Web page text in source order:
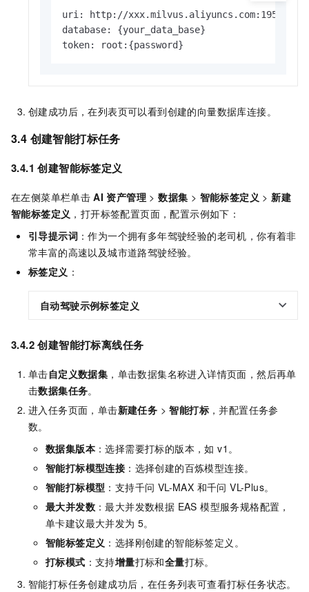
uri: http://xxx.milvus.aliyuncs.com:19530
database: {your_data_base}
token: root:{password}
创建成功后，在列表页可以看到创建的向量数据库连接。
3.4 创建智能打标任务
3.4.1 创建智能标签定义
在左侧菜单栏单击 AI 资产管理 >数据集 > 智能标签定义 > 新建
智能标签定义 ，打开标签配置页面，配置示例如下：
引导提示词 ：作为一个拥有多年驾驶经验的老司机，你有着非
常丰富的高速以及城市道路驾驶经验。
标签定义 ：
自动驾驶示例标签定义
3.4.2 创建智能打标离线任务
单击自定义数据集 ，单击数据集名称进入详情页面，然后再单
击数据集任务。
进入任务页面，单击新建任务 >智能打标 ，并配置任务参
数。
数据集版本 ：选择需要打标的版本，如 v1。
智能打标模型连接 ：选择创建的百炼模型连接。
智能打标模型 ：支持千问 VL-MAX 和千问 VL-Plus。
最大并发数 ：最大并发数根据 EAS 模型服务规格配置，
单卡建议最大并发为 5。
智能标签定义 ：选择刚创建的智能标签定义。
打标模式 ：支持增量打标和全量打标。
智能打标任务创建成功后，在任务列表可查看打标任务状态。